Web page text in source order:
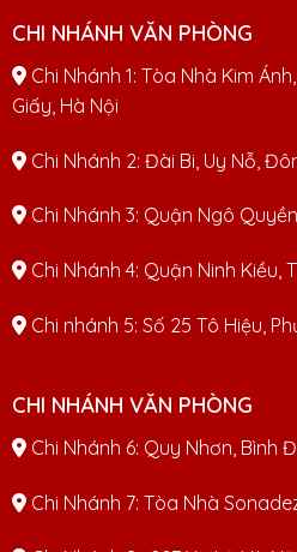
CHI NHÁNH VĂN PHÒNG
Chi Nhánh 1: Tòa Nhà Kim
Giấy, Hà Nội
Chi Nhánh 2: Đài Bi, Uy Nỗ,
Chi Nhánh 3: Quận Ngô
Chi Nhánh 4: Quận Ninh Kiều,
Chi nhánh 5: Số 25 Tô Hiệu,
CHI NHÁNH VĂN PHÒNG
Chi Nhánh 6: Quy Nhơn, Bình
Chi Nhánh 7: Tòa Nhà